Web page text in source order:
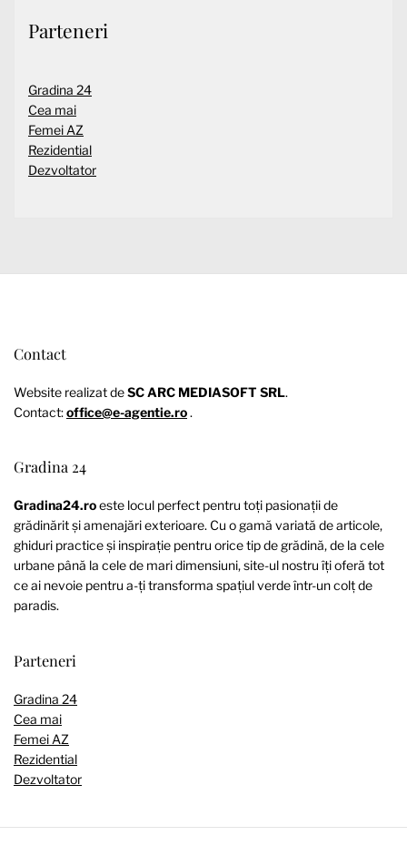
Parteneri
Gradina 24
Cea mai
Femei AZ
Rezidential
Dezvoltator
Contact
Website realizat deSC ARC MEDIASOFT SRL.
Contact:office@e-agentie.ro.
Gradina 24
Gradina24.roeste locul perfect pentru toți pasionații de
grădinărit și amenajări exterioare. Cu o gamă variată de articole,
ghiduri practice și inspirație pentru orice tip de grădină, de la cele
urbane până la cele de mari dimensiuni, site-ul nostru îți oferă tot
ce ai nevoie pentru a-ți transforma spațiul verde într-un colț de
paradis.
Parteneri
Gradina 24
Cea mai
Femei AZ
Rezidential
Dezvoltator